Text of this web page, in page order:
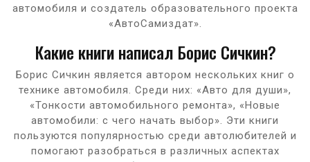
автомобиля и создатель образовательного проекта
«АвтоСамиздат».
Какие книги написал Борис Сичкин?
Борис Сичкин является автором нескольких книг о
технике автомобиля. Среди них: «Авто для души»,
«Тонкости автомобильного ремонта», «Новые
автомобили: с чего начать выбор». Эти книги
пользуются популярностью среди автолюбителей и
помогают разобраться в различных аспектах